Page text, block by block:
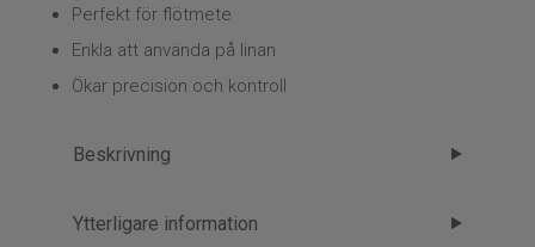
Perfekt för flötmete
Enkla att använda på linan
Ökar precision och kontroll
Beskrivning
Mikado Blyhagel Small Set B 70g –
Ytterligare information